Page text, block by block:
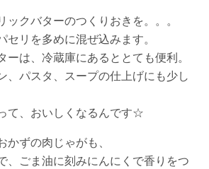
ックバターのつくりおきを。。。
セリを多めに混ぜ込みます。
ーは、冷蔵庫にあるととても便利。
、パスタ、スープの仕上げにも少し
て、おいしくなるんです☆
ずの肉じゃがも、
、ごま油に刻みにんにくで香りをつ